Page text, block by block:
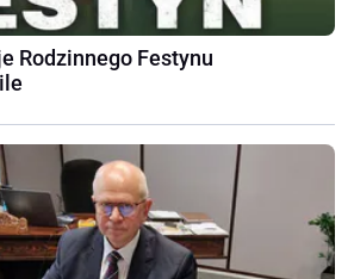
Rodzinnego Festynu